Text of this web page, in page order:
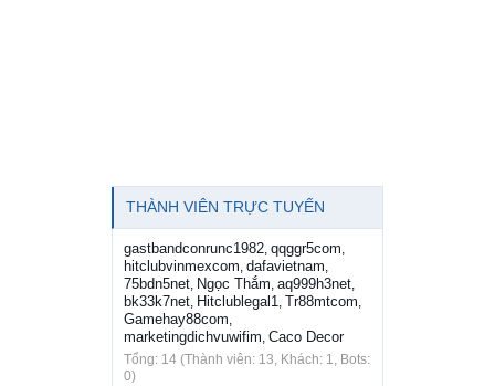
THÀNH VIÊN TRỰC TUYẾN
gastbandconrunc1982, qqggr5com,
hitclubvinmexcom, dafavietnam,
75bdn5net, Ngọc Thắm, aq999h3net,
bk33k7net, Hitclublegal1, Tr88mtcom,
Gamehay88com,
marketingdichvuwifim, Caco Decor
Tổng: 14 (Thành viên: 13, Khách: 1, Bots:
0)